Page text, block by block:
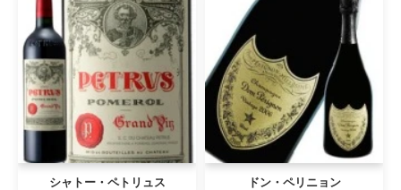
シャトー・ペトリュス ドン・ペリニョン